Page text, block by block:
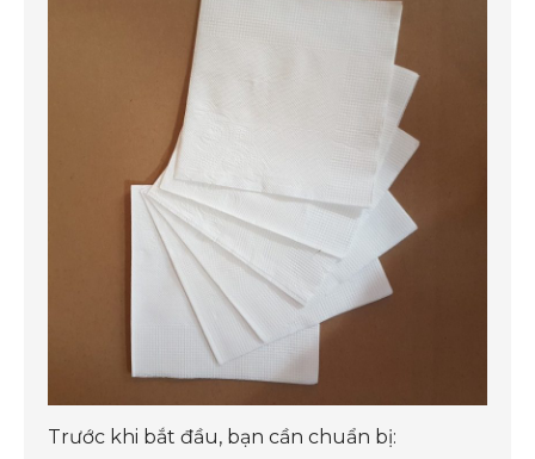
Trước khi bắt đầu, bạn cần chuẩn bị: